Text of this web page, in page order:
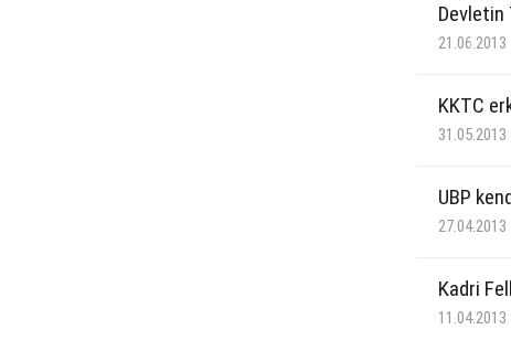
Devletin
21.06.2013
KKTC
31.05.2013
UBP
27.04.2013
Kadri
11.04.2013